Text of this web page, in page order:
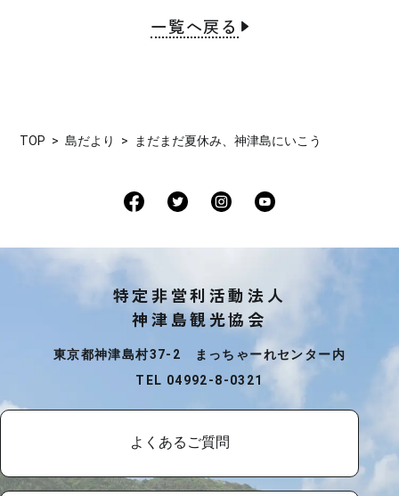
一覧へ戻る
TOP 島だより まだまだ夏休み、神津島にいこう
特定非営利活動法人
神津島観光協会
東京都神津島村37-2 まっちゃーれセンター内
TEL 04992-8-0321
よくあるご質問